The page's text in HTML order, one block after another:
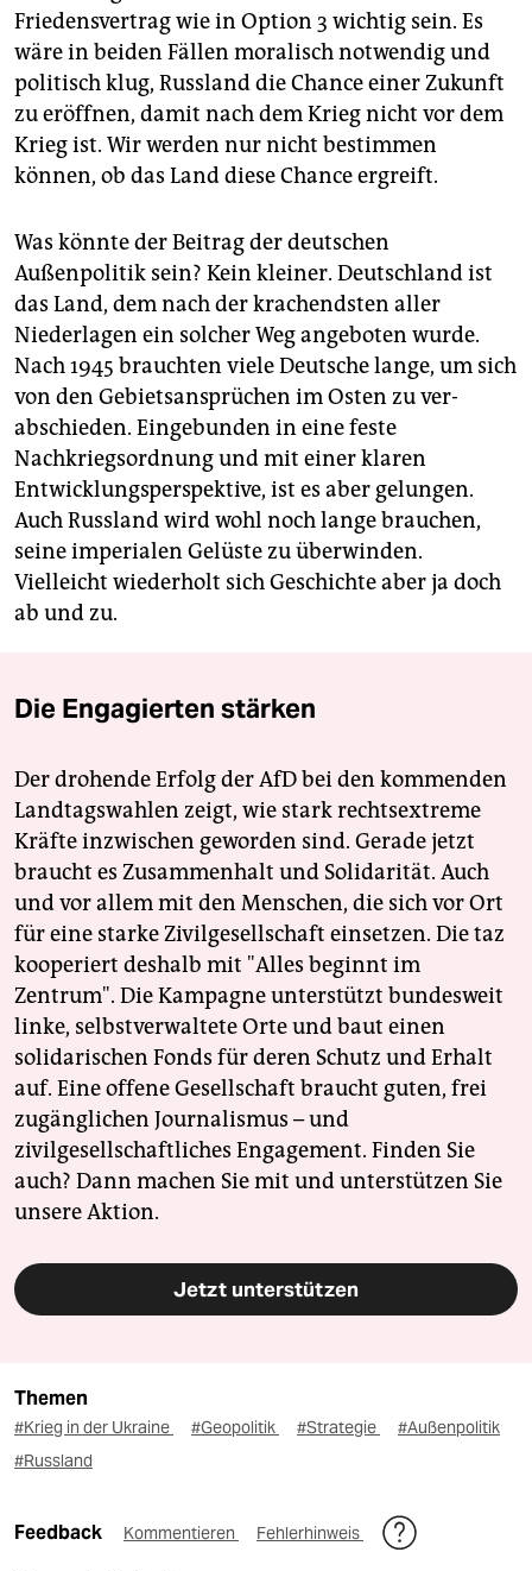
Friedensvertrag wie in Option 3 wichtig sein. Es
wäre in beiden Fällen moralisch notwendig und
politisch klug, Russland die Chance einer Zukunft
zu eröffnen, damit nach dem Krieg nicht vor dem
Krieg ist. Wir werden nur nicht bestimmen
können, ob das Land diese Chance ergreift.
Was könnte der Beitrag der deutschen
Außenpolitik sein? Kein kleiner. Deutschland ist
das Land, dem nach der krachendsten aller
Niederlagen ein solcher Weg angeboten wurde.
Nach 1945 brauchten viele Deutsche lange, um sich
von den Gebietsansprüchen im Osten zu ver­
abschieden. Eingebunden in eine feste
Nachkriegsordnung und mit einer klaren
Entwicklungsperspektive, ist es aber gelungen.
Auch Russland wird wohl noch lange brauchen,
seine imperialen Gelüste zu überwinden.
Vielleicht wiederholt sich Geschichte aber ja doch
ab und zu.
Die Engagierten stärken
Der drohende Erfolg der AfD bei den kommenden
Landtagswahlen zeigt, wie stark rechtsextreme
Kräfte inzwischen geworden sind. Gerade jetzt
braucht es Zusammenhalt und Solidarität. Auch
und vor allem mit den Menschen, die sich vor Ort
für eine starke Zivilgesellschaft einsetzen. Die taz
kooperiert deshalb mit "Alles beginnt im
Zentrum". Die Kampagne unterstützt bundesweit
linke, selbstverwaltete Orte und baut einen
solidarischen Fonds für deren Schutz und Erhalt
auf. Eine offene Gesellschaft braucht guten, frei
zugänglichen Journalismus – und
zivilgesellschaftliches Engagement. Finden Sie
auch? Dann machen Sie mit und unterstützen Sie
unsere Aktion.
Jetzt unterstützen
Themen
#Krieg in der Ukraine #Geopolitik #Strategie
#Außenpolitik
#Russland
Feedback Kommentieren Fehlerhinweis